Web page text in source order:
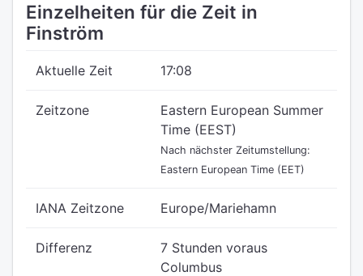
Einzelheiten für die Zeit in
Finström
Aktuelle Zeit 17:08
Zeitzone
Eastern European Summer
Time (EEST)
Nach nächster Zeitumstellung:
Eastern European Time (EET)
IANA Zeitzone Europe/Mariehamn
Differenz
7 Stunden voraus
Columbus